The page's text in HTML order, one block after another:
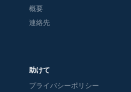
概要
連絡先
助けて
プライバシーポリシー